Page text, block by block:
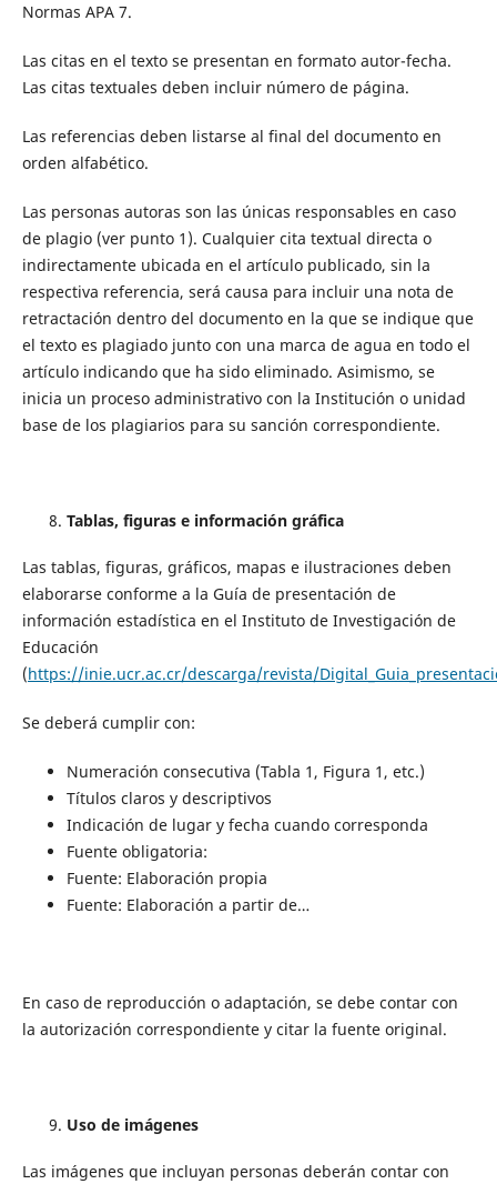
Normas APA 7.
Las citas en el texto se presentan en formato autor-fecha.
Las citas textuales deben incluir número de página.
Las referencias deben listarse al final del documento en
orden alfabético.
Las personas autoras son las únicas responsables en caso
de plagio (ver punto 1). Cualquier cita textual directa o
indirectamente ubicada en el artículo publicado, sin la
respectiva referencia, será causa para incluir una nota de
retractación dentro del documento en la que se indique que
el texto es plagiado junto con una marca de agua en todo el
artículo indicando que ha sido eliminado. Asimismo, se
inicia un proceso administrativo con la Institución o unidad
base de los plagiarios para su sanción correspondiente.
Tablas, figuras e información gráfica
Las tablas, figuras, gráficos, mapas e ilustraciones deben
elaborarse conforme a la Guía de presentación de
información estadística en el Instituto de Investigación de
Educación
(https://inie.ucr.ac.cr/descarga/revista/
Se deberá cumplir con:
Numeración consecutiva (Tabla 1, Figura 1, etc.)
Títulos claros y descriptivos
Indicación de lugar y fecha cuando corresponda
Fuente obligatoria:
Fuente: Elaboración propia
Fuente: Elaboración a partir de…
En caso de reproducción o adaptación, se debe contar con
la autorización correspondiente y citar la fuente original.
Uso de imágenes
Las imágenes que incluyan personas deberán contar con